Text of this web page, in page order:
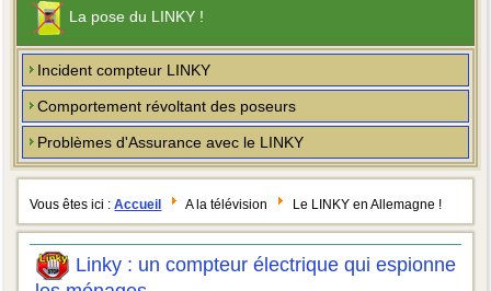
La pose du LINKY !
Incident compteur LINKY
Comportement révoltant des poseurs
Problèmes d'Assurance avec le LINKY
Vous êtes ici :Accueil A la télévision Le LINKY en Allemagne !
Linky : un compteur électrique qui espionne